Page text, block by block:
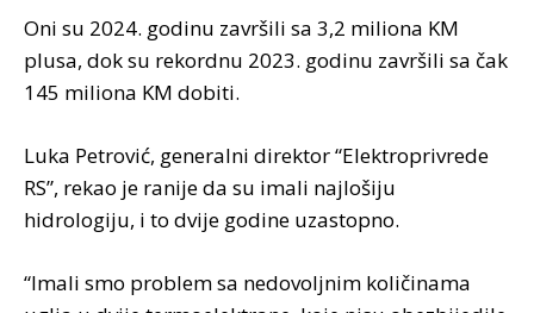
Oni su 2024. godinu završili sa 3,2 miliona KM
plusa, dok su rekordnu 2023. godinu završili sa čak
145 miliona KM dobiti.
Luka Petrović, generalni direktor “Elektroprivrede
RS”, rekao je ranije da su imali najlošiju
hidrologiju, i to dvije godine uzastopno.
“Imali smo problem sa nedovoljnim količinama